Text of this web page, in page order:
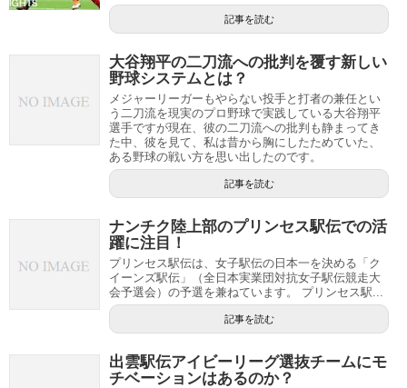
記事を読む
大谷翔平の二刀流への批判を覆す新しい
野球システムとは？
メジャーリーガーもやらない投手と打者の兼任とい
う二刀流を現実のプロ野球で実践している大谷翔平
選手ですが現在、彼の二刀流への批判も静まってき
た中、彼を見て、私は昔から胸にしたためていた、
ある野球の戦い方を思い出したのです。
記事を読む
ナンチク陸上部のプリンセス駅伝での活
躍に注目！
プリンセス駅伝は、女子駅伝の日本一を決める「ク
イーンズ駅伝」（全日本実業団対抗女子駅伝競走大
会予選会）の予選を兼ねています。 プリンセス駅...
記事を読む
出雲駅伝アイビーリーグ選抜チームにモ
チベーションはあるのか？